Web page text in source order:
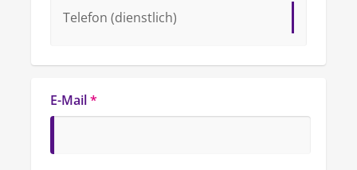
Telefon (dienstlich)
E-Mail*